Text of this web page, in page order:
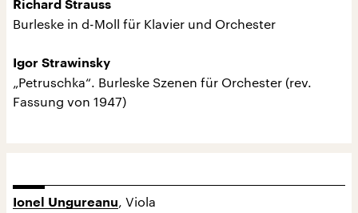
Richard Strauss
Burleske in d-Moll für Klavier und Orchester
Igor Strawinsky
„Petruschka“. Burleske Szenen für Orchester (rev.
Fassung von 1947)
Ionel Ungureanu, Viola